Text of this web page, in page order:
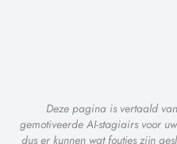
Deze pagina is vertaald
gemotiveerde AI-stagiairs voor
dus er kunnen wat foutjes zijn